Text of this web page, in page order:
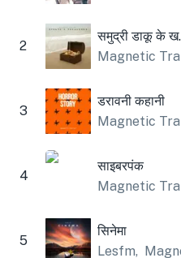
2
Magnetic
3
डरावनी कहानी
Magnetic
4
साइबरपंक
Magnetic
5
सिनेमा
Lesfm,